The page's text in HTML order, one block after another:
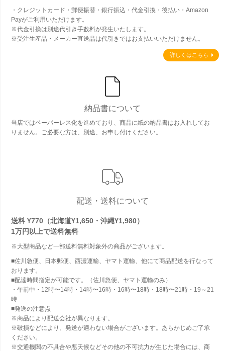
・クレジットカード・郵便振替・銀行振込・代金引換・後払い・Amazon
Payがご利用いただけます。
※代金引換は別途代引き手数料が発生いたします。
※受注生産品・メーカー直送品は代引きではお支払いいただけません。
詳しくはこちら
納品書について
当店ではペーパーレス化を進めており、商品に紙の納品書はお入れしてお
りません。ご必要な方は、別途、お申し付けください。
配送・送料について
送料 ¥770（北海道¥1,650・沖縄¥1,980）
1万円以上で送料無料
※大型商品など一部送料無料対象外の商品がございます。
■佐川急便、日本郵便、西濃運輸、ヤマト運輸、他にて商品配送を行なって
おります。
■配達時間指定が可能です。（佐川急便、ヤマト運輸のみ）
・午前中・12時〜14時・14時〜16時・16時〜18時・18時〜21時・19～21
時
■発送の注意点
※商品により配送会社が異なります。
※破損などにより、発送が適わない場合がございます。あらかじめご了承
ください。
※交通機関の不具合や悪天候などその他の不可抗力が生じた場合には、商